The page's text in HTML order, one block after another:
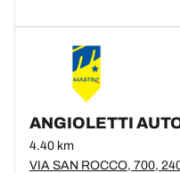
ANGIOLETTI
4.40 km
VIA SAN ROCCO, 700,